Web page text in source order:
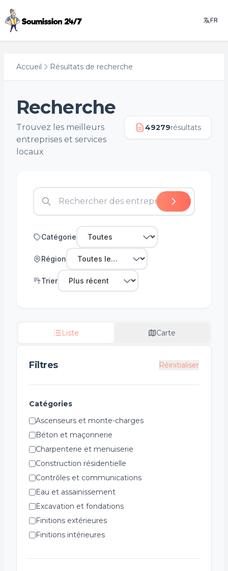
FR
Accueil Résultats de recherche
Recherche
Trouvez les meilleurs
entreprises et services
locaux
49279résultats
Catégorie
Région
Trier
Liste Carte
Filtres Réinitialiser
Catégories
Ascenseurs et monte-charges
Béton et maçonnerie
Charpenterie et menuiserie
Construction résidentielle
Contrôles et communications
Eau et assainissement
Excavation et fondations
Finitions extérieures
Finitions intérieures